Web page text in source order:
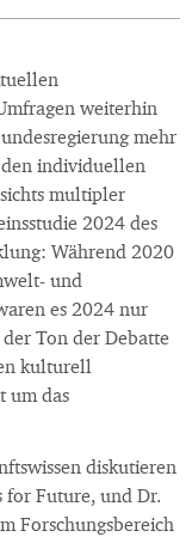
weiterhin
mehr
individuellen
multipler
2024 des
Während 2020
und
es 2024 nur
Ton der Debatte
kulturell
um das
diskutieren
for Future, und Dr.
Forschungsbereich